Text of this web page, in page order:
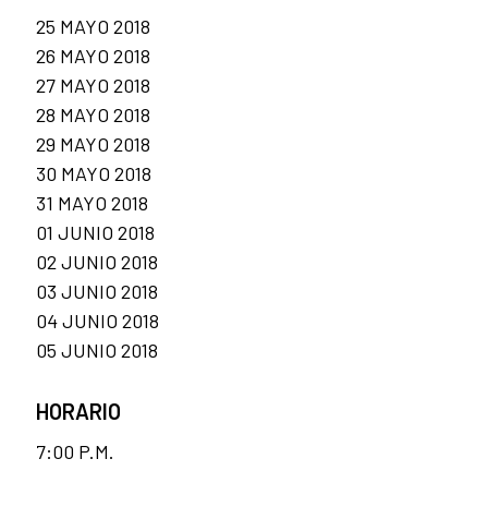
25 MAYO 2018
26 MAYO 2018
27 MAYO 2018
28 MAYO 2018
29 MAYO 2018
30 MAYO 2018
31 MAYO 2018
01 JUNIO 2018
02 JUNIO 2018
03 JUNIO 2018
04 JUNIO 2018
05 JUNIO 2018
HORARIO
7:00 P.M.